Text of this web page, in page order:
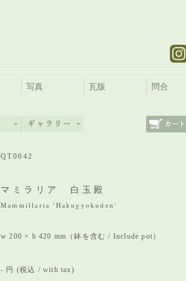
写真 瓦版 問合
QT0042
マミラリア 白玉殿
Mammillaria 'Hakugyokuden'
w 200 × h 420 mm（鉢を含む / Include pot）
- 円 (税込 / with tax)